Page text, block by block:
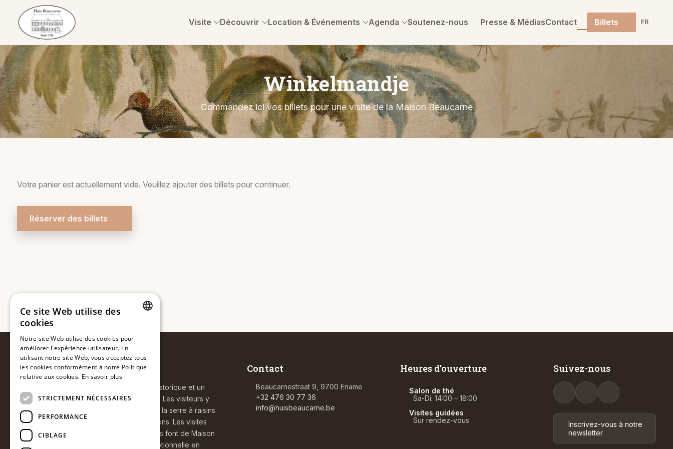
Visite Découvrir Location & Événements Agenda Soutenez-nous Presse & MédiasContact Billets FR
Winkelmandje
Commandez ici vos billets pour une visite de la Maison Beaucarne
Votre panier est actuellement vide. Veuillez ajouter des billets pour continuer.
Réserver des billets
Maison Beaucarne
Maison Beaucarne est un site patrimonial historique et un
musée situé à Ename, en Flandre-Orientale. Les visiteurs y
découvrent la maison familiale authentique, la serre à raisins
unique, le jardin ainsi que diverses collections. Les visites
guidées, les événements et les visites libres font de Maison
Beaucarne une destination culturelle exceptionnelle en
Contact
Beaucarnestraat 9, 9700 Ename
+32 476 30 77 36
info@huisbeaucarne.be
Heures d’ouverture
Salon de thé
Sa-Di: 14:00 – 18:00
Visites guidées
Sur rendez-vous
Suivez-nous
Inscrivez-vous à notre
newsletter
FRENCH
ENGLISH
Ce site Web utilise des
cookies
Notre site Web utilise des cookies pour
améliorer l'expérience utilisateur. En
utilisant notre site Web, vous acceptez tous
les cookies conformément à notre Politique
relative aux cookies. En savoir plus
STRICTEMENT NÉCESSAIRES
PERFORMANCE
CIBLAGE